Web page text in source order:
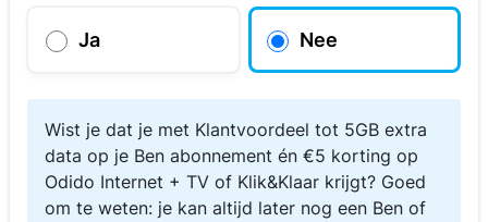
Ja Nee
Wist je dat je met Klantvoordeel tot 5GB extra
data op je Ben abonnement én €5 korting op
Odido Internet + TV of Klik&Klaar krijgt? Goed
om te weten: je kan altijd later nog een Ben of